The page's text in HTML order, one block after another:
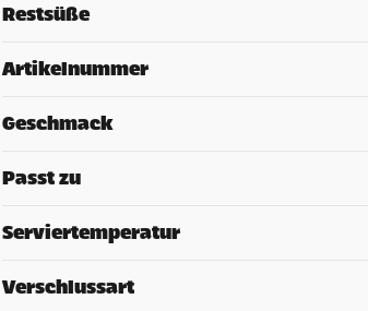
Restsüße
Artikelnummer
Geschmack
Passt zu
Serviertemperatur
Verschlussart